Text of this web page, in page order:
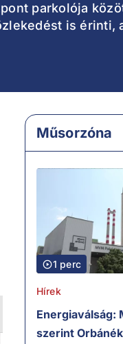
parkolója
is érinti,
Műsorzóna
1 perc
Hírek
Energiaválság:
szerint